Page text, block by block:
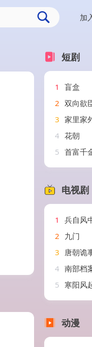
加
短剧
1
盲盒
2 双向欲
3 家里家
4 花朝
5 首富千
电视剧
1
兵自风
2 九门
3 唐朝诡
4 南部档
5 寒阳风
动漫